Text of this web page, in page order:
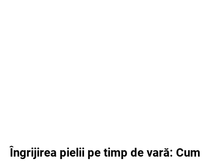
Îngrijirea pielii pe timp de vară: Cum